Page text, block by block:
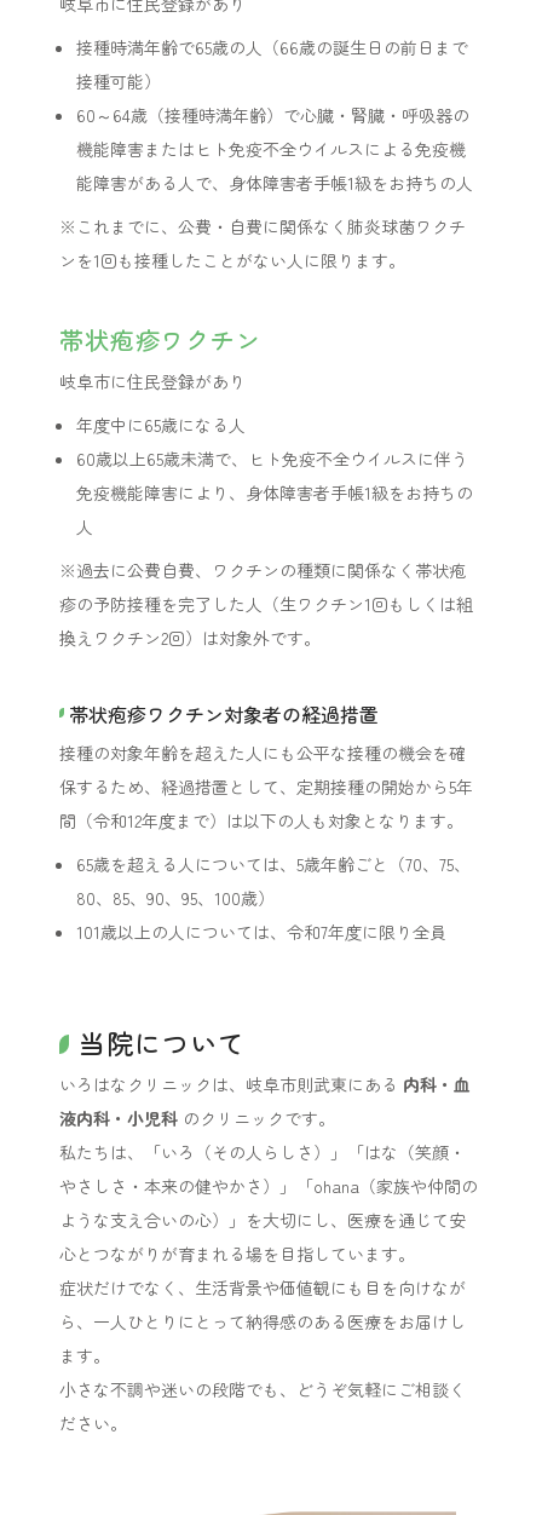
接種時満年齢で65歳の人（66歳の誕生日の前日まで
接種可能）
60～64歳（接種時満年齢）で心臓・腎臓・呼吸器の
機能障害またはヒト免疫不全ウイルスによる免疫機
能障害がある人で、身体障害者手帳1級をお持ちの人
※これまでに、公費・自費に関係なく肺炎球菌ワクチ
ンを1回も接種したことがない人に限ります。
帯状疱疹ワクチン
岐阜市に住民登録があり
年度中に65歳になる人
60歳以上65歳未満で、ヒト免疫不全ウイルスに伴う
免疫機能障害により、身体障害者手帳1級をお持ちの
人
※過去に公費自費、ワクチンの種類に関係なく帯状疱
疹の予防接種を完了した人（生ワクチン1回もしくは組
換えワクチン2回）は対象外です。
帯状疱疹ワクチン対象者の経過措置
接種の対象年齢を超えた人にも公平な接種の機会を確
保するため、経過措置として、定期接種の開始から5年
間（令和12年度まで）は以下の人も対象となります。
65歳を超える人については、5歳年齢ごと（70、75、
80、85、90、95、100歳）
101歳以上の人については、令和7年度に限り全員
当院について
いろはなクリニックは、岐阜市則武東にある 内科・血
液内科・小児科 のクリニックです。
私たちは、「いろ（その人らしさ）」「はな（笑顔・
やさしさ・本来の健やかさ）」「ohana（家族や仲間の
ような支え合いの心）」を大切にし、医療を通じて安
心とつながりが育まれる場を目指しています。
症状だけでなく、生活背景や価値観にも目を向けなが
ら、一人ひとりにとって納得感のある医療をお届けし
ます。
小さな不調や迷いの段階でも、どうぞ気軽にご相談く
ださい。